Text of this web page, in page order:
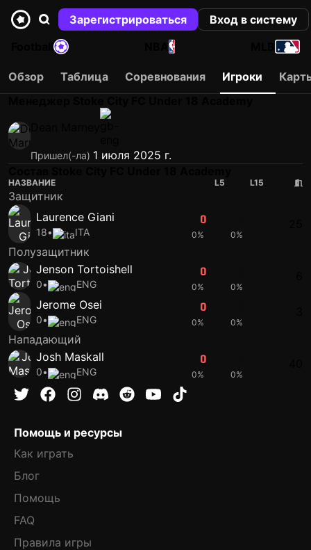
Зарегистрироваться
Вход в систему
NBA
Обзор Таблица Соревнования Игроки
Пришел(-ла) 1 июля 2025 г.
НАЗВАНИЕ L5 L15
Защитник
Laurence Giani
18• ITA
0
0% 0%
Полузащитник
Jenson Tortoishell
0• ENG
0
0% 0%
Jerome Osei
0• ENG
0
0% 0%
Нападающий
Josh Maskall
0• ENG
0
0% 0%
Помощь и ресурсы
Как играть
Блог
Помощь
FAQ
Правила игры